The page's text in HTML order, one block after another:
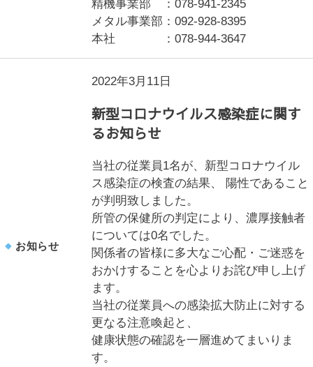
精機事業部 ：078-941-2345
メタル事業部：092-928-8395
本社 ：078-944-3647
お知らせ
2022年3月11日
新型コロナウイルス感染症に関す
るお知らせ
当社の従業員1名が、新型コロナウイル
ス感染症の検査の結果、 陽性であること
が判明致しました。
所管の保健所の判定により、濃厚接触者
については0名でした。
関係者の皆様に多大なご心配・ご迷惑を
おかけすることを心よりお詫び申し上げ
ます。
当社の従業員への感染拡大防止に対する
更なる注意喚起と、
健康状態の確認を一層進めてまいりま
す。